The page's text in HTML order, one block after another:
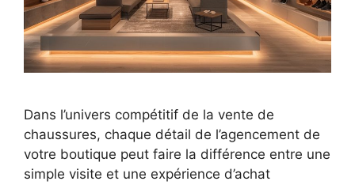
Dans l’univers compétitif de la vente de
chaussures, chaque détail de l’agencement de
votre boutique peut faire la différence entre une
simple visite et une expérience d’achat